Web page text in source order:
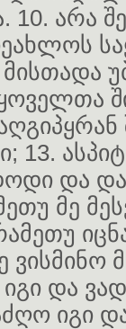
არა
13.
და
მე
ვისმინო
იგი და
იგი